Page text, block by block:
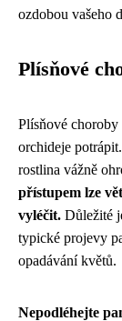
ozdobou vašeho
Plísňové
Plísňové choroby
orchideje
rostlina vážně
přístupem lze
vyléčit. Důležité
typické projevy
opadávání květů.
Nepodléhejte